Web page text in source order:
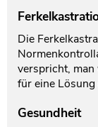
Die
verspricht,
für eine
Gesundheit